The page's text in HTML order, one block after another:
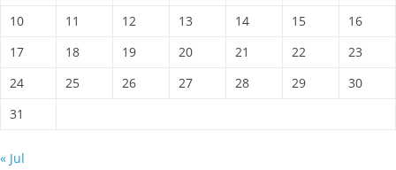
10
11 12 13 14 15
16
17
18 19 20 21 22
23
24
25 26 27 28 29
30
31
« Jul